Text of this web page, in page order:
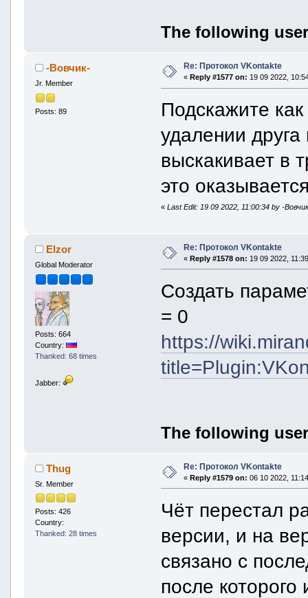
The following
-Вовчик-
Jr. Member
Posts: 89
Re: Протокол VKontakte
« Reply #1577 on: 19 09 2022,
Подскажите
удалении
выскакивает в
это
«Last Edit: 19 09 2022, 11:00:34 by -
Elzor
Global Moderator
Posts: 664
Country:
Thanked: 68 times
Jabber:
Re: Протокол VKontakte
« Reply #1578 on: 19 09 2022,
Создать
= 0
https://
The following
Thug
Sr. Member
Posts: 426
Country:
Thanked: 28 times
Re: Протокол VKontakte
« Reply #1579 on: 06 10 2022,
Чёт перестал
версии, и на
связано с
после